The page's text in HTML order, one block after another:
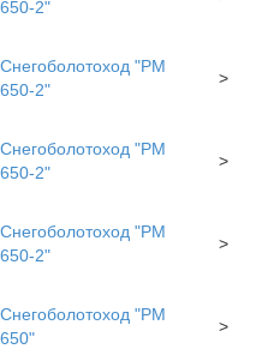
650-2"
Снегоболотоход "РМ
650-2"
>
Снегоболотоход "РМ
650-2"
>
Снегоболотоход "РМ
650-2"
>
Снегоболотоход "РМ
650"
>